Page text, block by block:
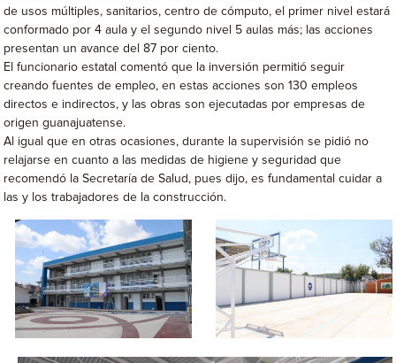
de usos múltiples, sanitarios, centro de cómputo, el primer nivel estará
conformado por 4 aula y el segundo nivel 5 aulas más; las acciones
presentan un avance del 87 por ciento.
El funcionario estatal comentó que la inversión permitió seguir
creando fuentes de empleo, en estas acciones son 130 empleos
directos e indirectos, y las obras son ejecutadas por empresas de
origen guanajuatense.
Al igual que en otras ocasiones, durante la supervisión se pidió no
relajarse en cuanto a las medidas de higiene y seguridad que
recomendó la Secretaría de Salud, pues dijo, es fundamental cuidar a
las y los trabajadores de la construcción.